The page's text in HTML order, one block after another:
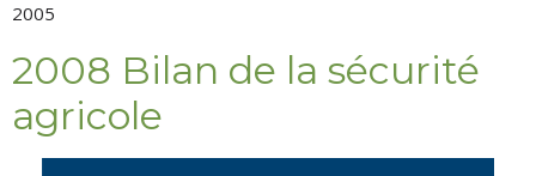
2005
2008 Bilan de la sécurité
agricole